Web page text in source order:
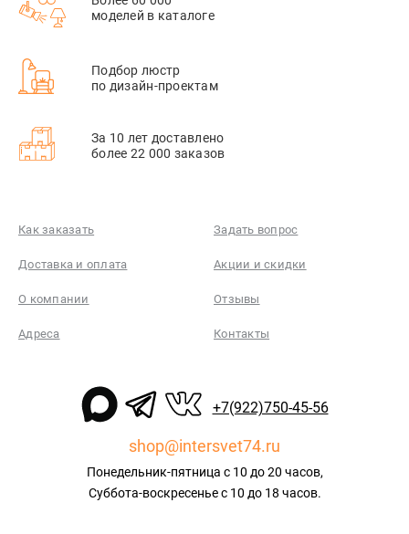
моделей в каталоге
Подбор люстр
по дизайн-проектам
За 10 лет доставлено
более 22 000 заказов
Как заказать Задать вопрос
Доставка и оплата Акции и скидки
О компании Отзывы
Адреса Контакты
+7(922)750-45-56
shop@intersvet74.ru
Понедельник-пятница с 10 до 20 часов,
Суббота-воскресенье с 10 до 18 часов.